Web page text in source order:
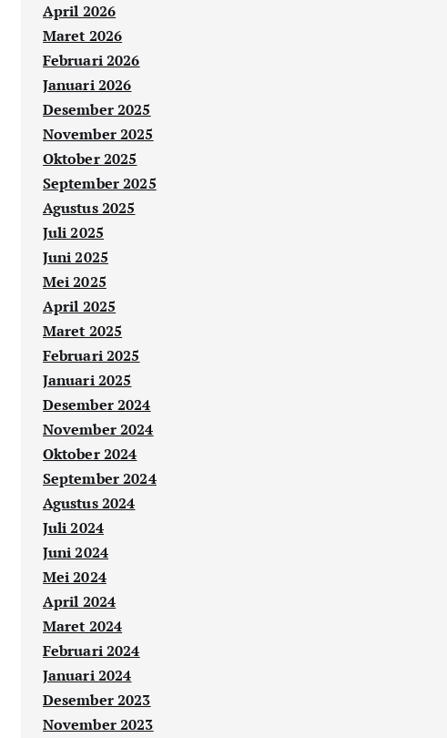
April 2026
Maret 2026
Februari 2026
Januari 2026
Desember 2025
November 2025
Oktober 2025
September 2025
Agustus 2025
Juli 2025
Juni 2025
Mei 2025
April 2025
Maret 2025
Februari 2025
Januari 2025
Desember 2024
November 2024
Oktober 2024
September 2024
Agustus 2024
Juli 2024
Juni 2024
Mei 2024
April 2024
Maret 2024
Februari 2024
Januari 2024
Desember 2023
November 2023